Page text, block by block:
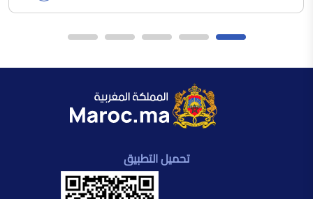
تحميل التطبيق